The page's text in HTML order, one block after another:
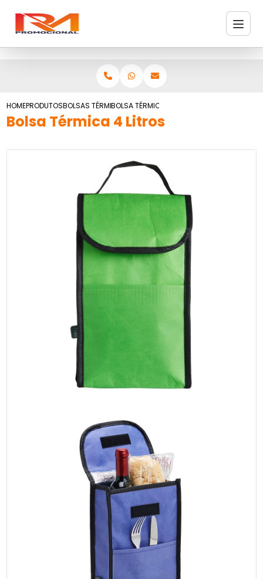
HOMEPRODUTOSBOLSAS TÉRMICASBOLSA TÉRMICA 4 LITROS
Bolsa Térmica 4 Litros